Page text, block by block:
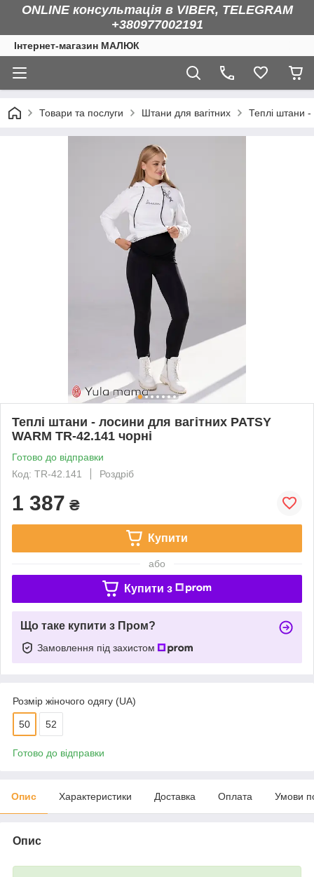
ONLINE консультація в VIBER, TELEGRAM
+380977002191
Інтернет-магазин МАЛЮК
Товари та послуги Штани для вагітних Теплі штани -
Теплі штани - лосини для вагітних PATSY
WARM TR-42.141 чорні
Готово до відправки
Код: TR-42.141
Роздріб
1 387 ₴
Купити
або
Купити з
Що таке купити з Пром?
Замовлення під захистом
Розмір жіночого одягу (UA)
50 52
Готово до відправки
Опис Характеристики Доставка Оплата Умови
Опис